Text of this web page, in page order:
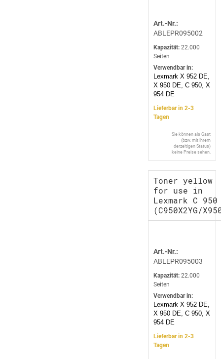
Art.-Nr.:
ABLEPR095002
Kapazität: 22.000
Seiten
Verwendbar in:
Lexmark X 952 DE,
X 950 DE, C 950, X
954 DE
Lieferbar in 2-3
Tagen
Sie können als Gast
(bzw. mit Ihrem
derzeitigen Status)
keine Preise sehen.
Toner yellow
for use in
Lexmark C 950
(C950X2YG/
Art.-Nr.:
ABLEPR095003
Kapazität: 22.000
Seiten
Verwendbar in:
Lexmark X 952 DE,
X 950 DE, C 950, X
954 DE
Lieferbar in 2-3
Tagen